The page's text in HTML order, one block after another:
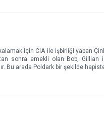
için CIA ile işbirliği yapan
sonra emekli olan Bob,
Bu arada Poldark bir şekilde